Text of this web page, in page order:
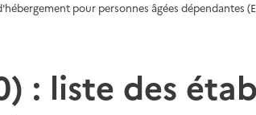
pour personnes âgées dépendantes
: liste des